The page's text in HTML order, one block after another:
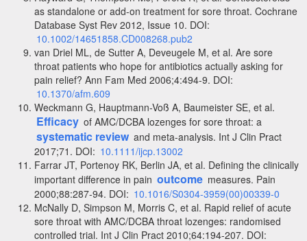
as standalone or add-on treatment for sore throat. Cochrane
Database Syst Rev 2012, Issue 10. DOI:
10.1002/14651858.CD008268.pub2
van Driel ML, de Sutter A, Deveugele M, et al. Are sore
throat patients who hope for antibiotics actually asking for
pain relief? Ann Fam Med 2006;4:494-9. DOI:
10.1370/afm.609
Weckmann G, Hauptmann-Voß A, Baumeister SE, et al.
Efficacy of AMC/DCBA lozenges for sore throat: a
systematic review and meta-analysis. Int J Clin Pract
2017;71. DOI: 10.1111/ijcp.13002
Farrar JT, Portenoy RK, Berlin JA, et al. Defining the clinically
important difference in pain outcome measures. Pain
2000;88:287-94. DOI: 10.1016/S0304-3959(00)00339-0
McNally D, Simpson M, Morris C, et al. Rapid relief of acute
sore throat with AMC/DCBA throat lozenges: randomised
controlled trial. Int J Clin Pract 2010;64:194-207. DOI: